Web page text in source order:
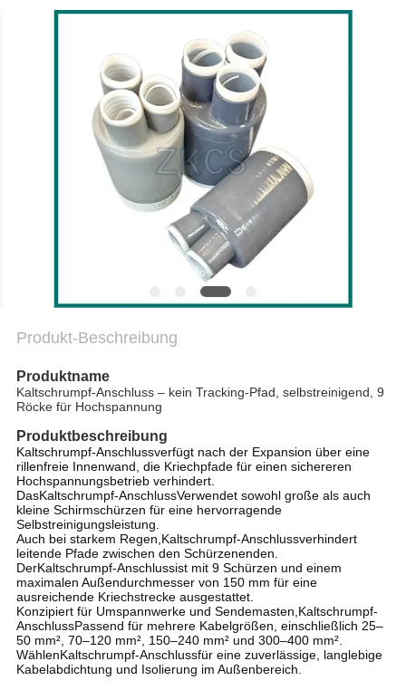
DATENSCHUTZRICHTLINIE
Produkt-Beschreibung
Produktname
Kaltschrumpf-Anschluss – kein Tracking-Pfad, selbstreinigend, 9
Röcke für Hochspannung
Produktbeschreibung
Kaltschrumpf-Anschlussverfügt nach der Expansion über eine
rillenfreie Innenwand, die Kriechpfade für einen sichereren
Hochspannungsbetrieb verhindert.
DasKaltschrumpf-AnschlussVerwendet sowohl große als auch
kleine Schirmschürzen für eine hervorragende
Selbstreinigungsleistung.
Auch bei starkem Regen,Kaltschrumpf-Anschlussverhindert
leitende Pfade zwischen den Schürzenenden.
DerKaltschrumpf-Anschlussist mit 9 Schürzen und einem
maximalen Außendurchmesser von 150 mm für eine
ausreichende Kriechstrecke ausgestattet.
Konzipiert für Umspannwerke und Sendemasten,Kaltschrumpf-
AnschlussPassend für mehrere Kabelgrößen, einschließlich 25–
50 mm², 70–120 mm², 150–240 mm² und 300–400 mm².
WählenKaltschrumpf-Anschlussfür eine zuverlässige, langlebige
Kabelabdichtung und Isolierung im Außenbereich.